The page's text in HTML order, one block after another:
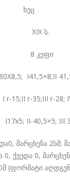
ხეც
ს.
8 კეფი
I41,5×8;II
35;III r-28; IV r-
III 34×5; IV
2სმ;
0, ქვედა 0,
0მ (ფორმატი